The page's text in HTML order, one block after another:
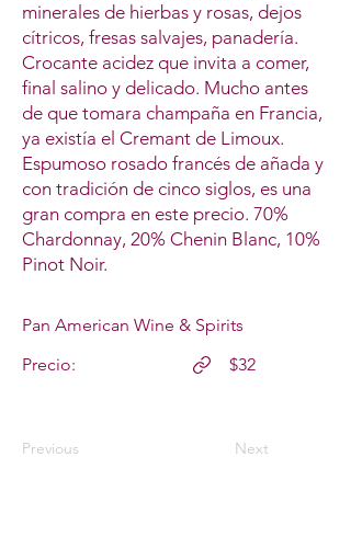
minerales de hierbas y rosas, dejos
cítricos, fresas salvajes, panadería.
Crocante acidez que invita a comer,
final salino y delicado. Mucho antes
de que tomara champaña en Francia,
ya existía el Cremant de Limoux.
Espumoso rosado francés de añada y
con tradición de cinco siglos, es una
gran compra en este precio. 70%
Chardonnay, 20% Chenin Blanc, 10%
Pinot Noir.
Pan American Wine & Spirits
Precio:
Previous
$32
Next